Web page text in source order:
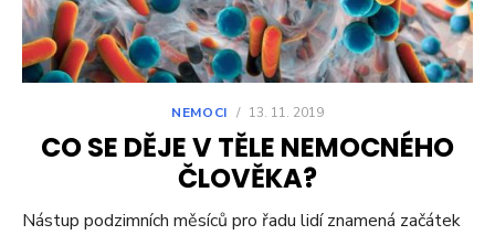
NEMOCI / 13. 11. 2019
CO SE DĚJE V TĚLE NEMOCNÉHO
ČLOVĚKA?
Nástup podzimních měsíců pro řadu lidí znamená začátek